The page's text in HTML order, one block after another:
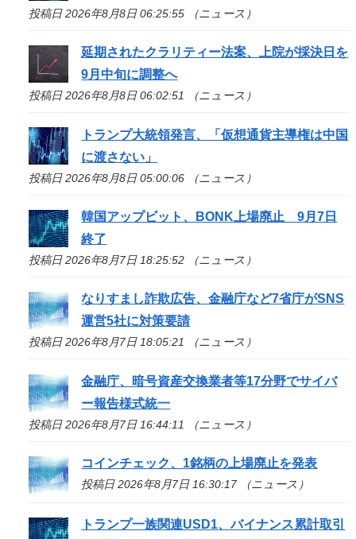
投稿日 2026年8月8日 06:25:55 （ニュース）
延期されたクラリティー法案、上院が採決日を
9月中旬に調整へ
投稿日 2026年8月8日 06:02:51 （ニュース）
トランプ大統領発言、「仮想通貨主導権は中国
に渡さない」
投稿日 2026年8月8日 05:00:06 （ニュース）
韓国アップビット、BONK上場廃止 9月7日
終了
投稿日 2026年8月7日 18:25:52 （ニュース）
なりすまし詐欺広告、金融庁など7省庁がSNS
運営5社に対策要請
投稿日 2026年8月7日 18:05:21 （ニュース）
金融庁、暗号資産交換業者等17分野でサイバ
ー報告様式統一
投稿日 2026年8月7日 16:44:11 （ニュース）
コインチェック、1銘柄の上場廃止を発表
投稿日 2026年8月7日 16:30:17 （ニュース）
トランプ一族関連USD1、バイナンス累計取引